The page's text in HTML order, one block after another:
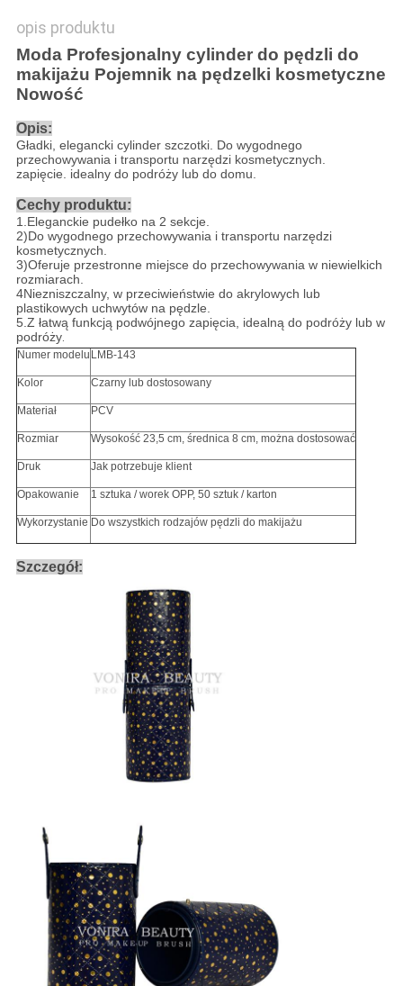
opis produktu
Moda Profesjonalny cylinder do pędzli do
makijażu Pojemnik na pędzelki kosmetyczne
Nowość
Opis:
Gładki, elegancki cylinder szczotki. Do wygodnego
przechowywania i transportu narzędzi kosmetycznych.
zapięcie. idealny do podróży lub do domu.
Cechy produktu:
1.Eleganckie pudełko na 2 sekcje.
2)Do wygodnego przechowywania i transportu narzędzi
kosmetycznych.
3)Oferuje przestronne miejsce do przechowywania w niewielkich
rozmiarach.
4Niezniszczalny, w przeciwieństwie do akrylowych lub
plastikowych uchwytów na pędzle.
5.Z łatwą funkcją podwójnego zapięcia, idealną do podróży lub w
podróży.
Numer modelu LMB-143
Kolor Czarny lub dostosowany
Materiał PCV
Rozmiar Wysokość 23,5 cm, średnica 8 cm, można dostosować
Druk Jak potrzebuje klient
Opakowanie 1 sztuka / worek OPP, 50 sztuk / karton
Wykorzystanie Do wszystkich rodzajów pędzli do makijażu
Szczegół: